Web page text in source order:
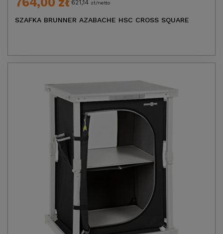
621,14 zł/netto
SZAFKA BRUNNER AZABACHE HSC CROSS SQUARE